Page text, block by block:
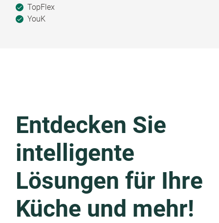
TopFlex
YouK
Entdecken Sie
intelligente
Lösungen für Ihre
Küche und mehr!